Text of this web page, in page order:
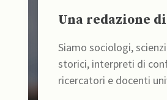
Una redazione
Siamo sociologi,
storici, interpreti di
ricercatori e docenti